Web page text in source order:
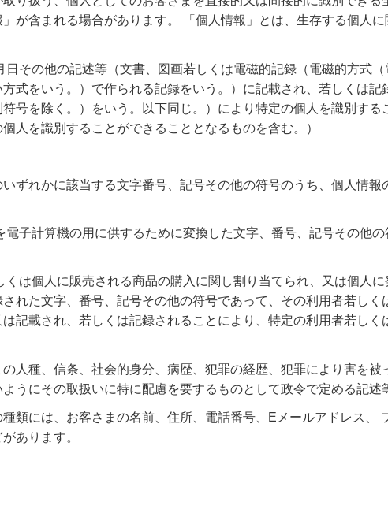
」が含まれる場合があります。 「個人情報」とは、生存する個人
その他の記述等（文書、図画若しくは電磁的記録（電磁的方式
式をいう。）で作られる記録をいう。）に記載され、若しくは
号を除く。）をいう。以下同じ。）により特定の個人を識別す
人を識別することができることとなるものを含む。）
いずれかに該当する文字番号、記号その他の符号のうち、個人情
子計算機の用に供するために変換した文字、番号、記号その他
くは個人に販売される商品の購入に関し割り当てられ、又は個人
れた文字、番号、記号その他の符号であって、その利用者若し
記載され、若しくは記録されることにより、特定の利用者若し
の人種、信条、社会的身分、病歴、犯罪の経歴、犯罪により害を
うにその取扱いに特に配慮を要するものとして政令で定める記
類には、お客さまの名前、住所、電話番号、Eメールアドレス、
あります。